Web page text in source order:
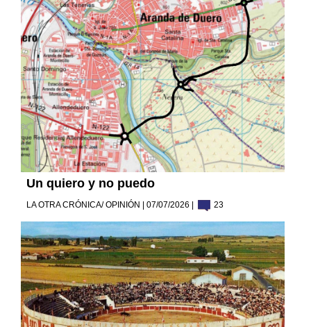
Un quiero y no puedo
LA OTRA CRÓNICA/ OPINIÓN | 07/07/2026 | 23